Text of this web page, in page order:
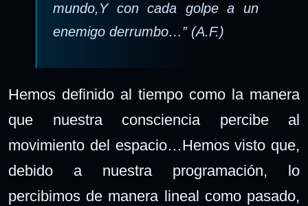
mundo,Y con cada golpe a un
enemigo derrumbo…” (A.F.)
Hemos definido al tiempo como la manera
que nuestra consciencia percibe al
movimiento del espacio…Hemos visto que,
debido a nuestra programación, lo
percibimos de manera lineal como pasado,